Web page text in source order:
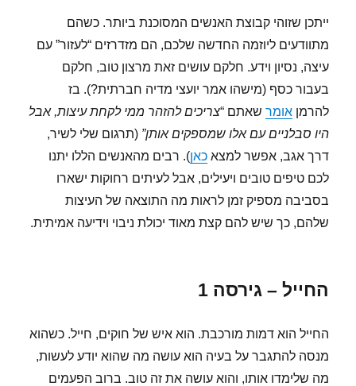
ייתכן שזוהי קבוצת האנשים המסוכנת ביותר. כשהם
מתוודעים ליוזמה החדשה שלכם, הם מזדרזים “לעזור” עם
עיצה, נסיון וידע. חלקם עושים זאת מרצון טוב, חלקם
בעבור כסף (מישהו אמר יועצי מדיה חברתית?). בז
להרמןאומר שאתם “צריכים להזהר ממי לקחת עיצות, אבל
היו סבלניים עם אלו שמספקים אותן” (תרגום שלי לשיר,
דרך אגב, אפשר למצאכאן). רבים מהאנשים הללו יתנו
לכם טיפים טובים ויעילים, אבל לעיתים רחוקות ישארו
בסביבה מספיק זמן לראות מה התוצאה של העיצות
שלהם, כך שיש להם קצת מאוד יכולת ניבוי וידיעה אמיתית.
החייל – גירסה 1
החייל הוא דמות מורכבת. הוא איש של חוקים, חייל. כשהוא
מנסה להתגבר על בעיה הוא עושה מה שהוא יודע לעשות,
מה שלימדו אותו, והוא עושה את זה טוב. ברוב הפעמים